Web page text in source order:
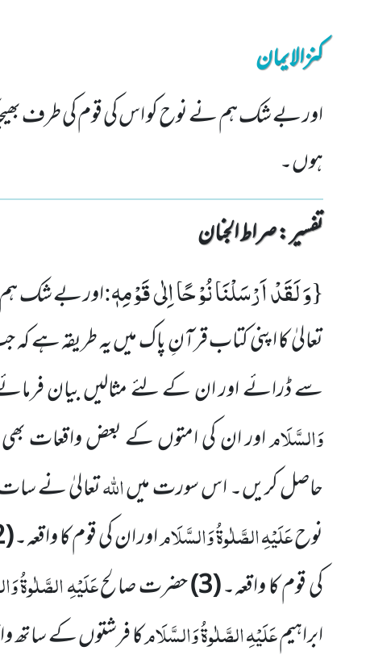
کنزالایمان
اور بے شک ہم نے نوح کو اس کی قوم کی طرف
ہوں۔
تفسیر : ‎صراط الجنان
{وَ لَقَدْ اَرْسَلْنَا نُوْحًا اِلٰى قَوْمِهٖ:اور بے شک ہم
تعالیٰ کا اپنی کتاب قرآنِ پاک میں یہ طریقہ ہے
سے ڈرائے اور ان کے لئے مثالیں بیان
وَالسَّلَاماور ان کی امتوں کے بعض واقعات
حاصل کریں۔ اس سورت میںاللہتعالیٰ نے
نوحعَلَیْہِ الصَّلٰوۃُ وَالسَّلَاماور ان کی قوم کا واقعہ۔(2)
کی قوم کا واقعہ۔(3) حضرت صالحعَلَیْہِ الصَّلٰوۃُ
ابراہیمعَلَیْہِ الصَّلٰوۃُ وَالسَّلَامکا فرشتوں کے ساتھ